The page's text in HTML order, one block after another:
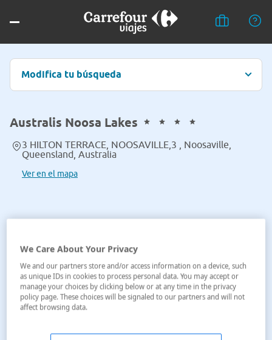
Modifica tu búsqueda
Australis Noosa Lakes
3 HILTON TERRACE, NOOSAVILLE,3 , Noosaville,
Queensland, Australia
Ver en el mapa
We Care About Your Privacy
We and our partners store and/or access information on a device, such
as unique IDs in cookies to process personal data. You may accept or
manage your choices by clicking below or at any time in the privacy
policy page. These choices will be signaled to our partners and will not
affect browsing data.